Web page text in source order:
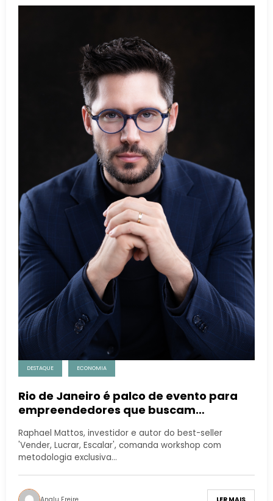
DESTAQUE ECONOMIA
Rio de Janeiro é palco de evento para
empreendedores que buscam
Raphael Mattos, investidor e autor do best-seller
'Vender, Lucrar, Escalar', comanda workshop com
metodologia exclusiva…